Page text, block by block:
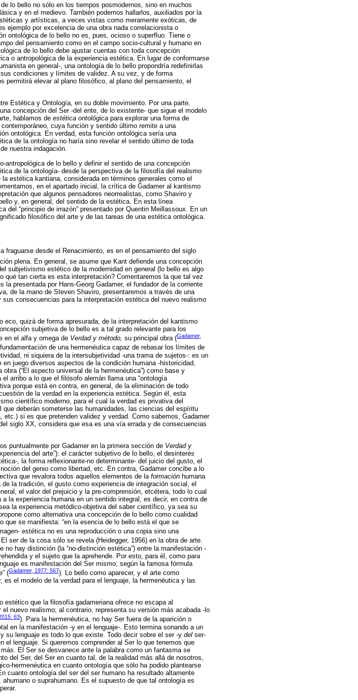
lo bello no sólo en los tiempos posmodernos, sino en muchos
y en el medievo. También podemos hallarlos, auxiliados por la
y artísticas, a veces vistas como meramente exóticas, de
ejemplo por excelencia de una obra nada correlacionista o
ontológica de lo bello no es, pues, ocioso o superfluo. Tiene o
del pensamiento como en el campo socio-cultural y humano en
de lo bello debe ajustar cuentas con toda concepción
o antropológica de la experiencia estética. En lugar de conformarse
en general-, una ontología de lo bello propondría redefinirlas
condiciones y límites de validez. A su vez, y de forma
elevar al plano filosófico, al plano del pensamiento, el
Estética y Ontología, en su doble movimiento. Por una parte,
concepción del Ser -del ente, de lo existente- que sigue el modelo
hablamos de estética ontológica para explorar una forma de
cuya función y sentido último remite a una
ontológica. En verdad, esta función ontológica sería una
de la ontología no haría sino revelar el sentido último de toda
nuestra indagación.
antropológica de lo bello y definir el sentido de una concepción
de la ontología- desde la perspectiva de la filosofía del realismo
estética kantiana, considerada en términos generales como el
en el apartado inicial, la crítica de Gadamer al kantismo
que algunos pensadores neorrealistas, como Shaviro y
y, en general, del sentido de la estética. En esta línea
del “principio de irrazón” presentado por Quentin Meillassoux. En un
filosófico del arte y de las tareas de una estética ontológica.
desde el Renacimiento, es en el pensamiento del siglo
plena. En general, se asume que Kant defiende una concepción
subjetivismo estético de la modernidad en general (lo bello es algo
tan cierta es esta interpretación? Comentaremos la que tal vez
presentada por Hans-Georg Gadamer, el fundador de la corriente
de la mano de Steven Shaviro, presentaremos a través de una
consecuencias para la interpretación estética del nuevo realismo
quizá de forma apresurada, de la interpretación del kantismo
subjetiva de lo bello es a tal grado relevante para los
en el alfa y omega de Verdad y método, su principal obra (Gadamer,
de una hermenéutica capaz de rebasar los límites de
ni siquiera de la intersubjetividad -una trama de sujetos-: es un
juego diversos aspectos de la condición humana -historicidad,
(“El aspecto universal de la hermenéutica”) como base y
arribo a lo que el filósofo alemán llama una “ontología
porque está en contra, en general, de la eliminación de todo
de la verdad en la experiencia estética. Según él, esta
científico moderno, para el cual la verdad es privativa del
deberán someterse las humanidades, las ciencias del espíritu
si es que pretenden validez y verdad. Como sabemos, Gadamer
siglo XX, considera que esa es una vía errada y de consecuencias
puntualmente por Gadamer en la primera sección de Verdad y
del arte”): el carácter subjetivo de lo bello, el desinterés
, la forma reflexionante-no determinante- del juicio del gusto, el
del genio como libertad, etc. En contra, Gadamer concibe a lo
que revalora todos aquellos elementos de la formación humana
la tradición, el gusto como experiencia de integración social, el
el valor del prejuicio y la pre-comprensión, etcétera, todo lo cual
la experiencia humana en un sentido integral, es decir, en contra de
la experiencia metódico-objetiva del saber científico, ya sea su
como alternativa una concepción de lo bello como cualidad
que se manifiesta: “en la esencia de lo bello está el que se
estética no es una reproducción o una copia sino una
ser de la cosa sólo se revela (Heidegger, 1956) en la obra de arte.
hay distinción (la “no-distinción estética”) entre la manifestación -
y el sujeto que la aprehende. Por esto, para él, como para
es manifestación del Ser mismo; según la famosa fórmula
(Gadamer, 1977: 567). Lo bello como aparecer, y el arte como
el modelo de la verdad para el lenguaje, la hermenéutica y las
que la filosofía gadameriana ofrece no escapa al
nuevo realismo; al contrario, representa su versión más acabada -lo
63). Para la hermenéutica, no hay Ser fuera de la aparición o
en la manifestación -y en el lenguaje-. Esto termina sonando a un
su lenguaje es todo lo que existe. Todo decir sobre el ser -y del ser-
el lenguaje. Si queremos comprender al Ser lo que tenemos que
El Ser se desvanece ante la palabra como un fantasma se
del Ser, del Ser en cuanto tal, de la realidad más allá de nosotros,
hermenéutica en cuanto ontología que sólo ha podido plantearse
cuanto ontología del ser del ser humano ha resultado altamente
o suprahumano. Es el supuesto de que tal ontología es